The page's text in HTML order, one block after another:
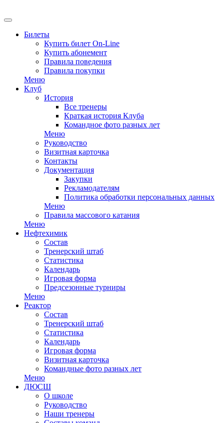
Билеты
Купить билет On-Line
Купить абонемент
Правила поведения
Правила покупки
Меню
Клуб
История
Все тренеры
Краткая история Клуба
Командное фото разных лет
Меню
Руководство
Визитная карточка
Контакты
Документация
Закупки
Рекламодателям
Политика обработки персональных данных
Меню
Правила массового катания
Меню
Нефтехимик
Состав
Тренерский штаб
Статистика
Календарь
Игровая форма
Предсезонные турниры
Меню
Реактор
Состав
Тренерский штаб
Статистика
Календарь
Игровая форма
Визитная карточка
Командные фото разных лет
Меню
ДЮСШ
О школе
Руководство
Наши тренеры